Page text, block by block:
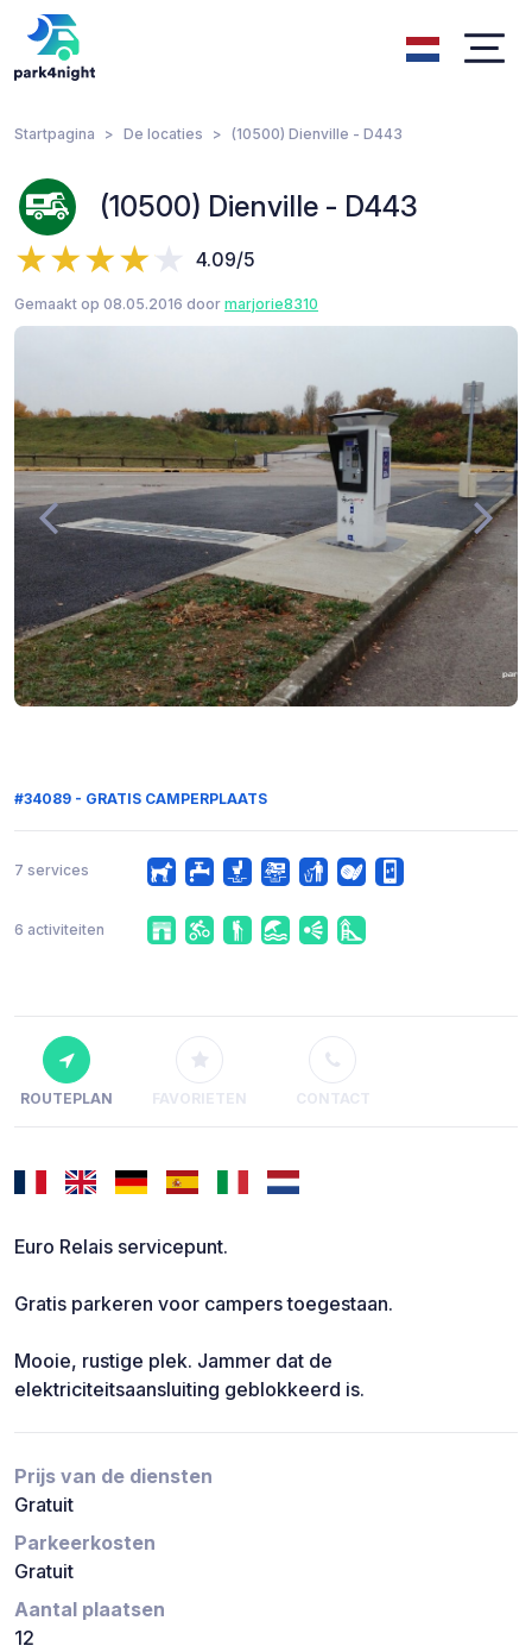
Startpagina De locaties (10500) Dienville - D443
(10500) Dienville - D443
4.09/5
Gemaakt op 08.05.2016 door marjorie8310
#34089 - GRATIS CAMPERPLAATS
7 services
6 activiteiten
ROUTEPLAN FAVORIETEN CONTACT
Euro Relais servicepunt.
Gratis parkeren voor campers toegestaan.
Mooie, rustige plek. Jammer dat de
elektriciteitsaansluiting geblokkeerd is.
Prijs van de diensten
Gratuit
Parkeerkosten
Gratuit
Aantal plaatsen
12